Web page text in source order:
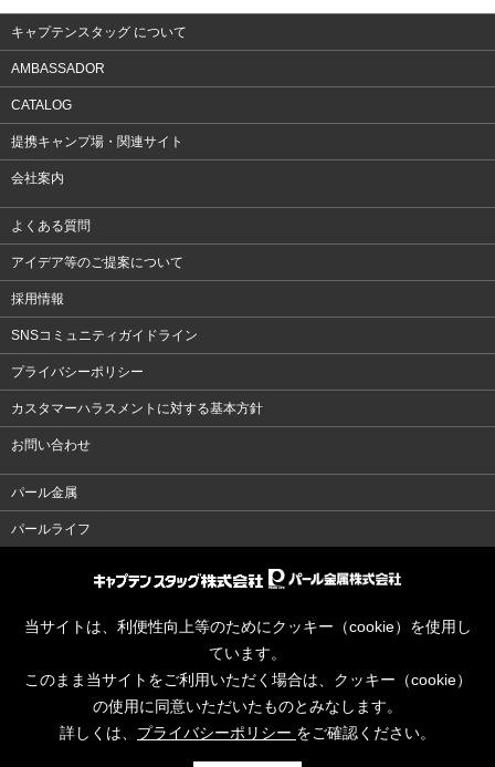
キャプテンスタッグ について
AMBASSADOR
CATALOG
提携キャンプ場・関連サイト
会社案内
よくある質問
アイデア等のご提案について
採用情報
SNSコミュニティガイドライン
プライバシーポリシー
カスタマーハラスメントに対する基本方針
お問い合わせ
パール金属
パールライフ
当サイトは、利便性向上等のためにクッキー（cookie）を使用し
ています。
このまま当サイトをご利用いただく場合は、クッキー（cookie）
の使用に同意いただいたものとみなします。
詳しくは、 プライバシーポリシー をご確認ください。